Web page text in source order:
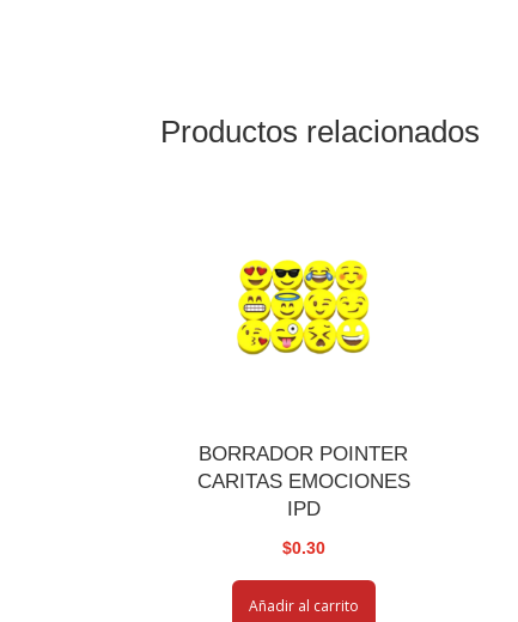
Productos relacionados
BORRADOR POINTER
CARITAS EMOCIONES
IPD
$0.30
Añadir al carrito